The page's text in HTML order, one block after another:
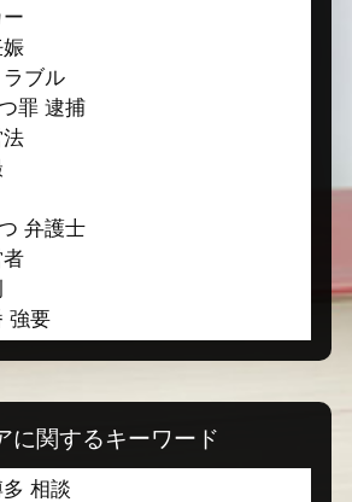
娠
ブル
罪 逮捕
弁護士
者
強要
に関するキーワード
相談